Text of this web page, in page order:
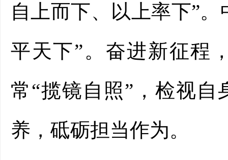
自上而下、以上率下”
平天下”。奋进新征程
常“揽镜自照”，检视
养，砥砺担当作为。